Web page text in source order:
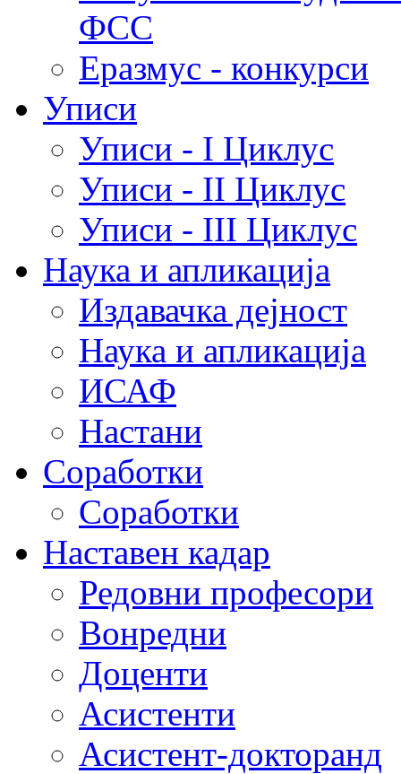
ФСС
Еразмус - конкурси
Уписи
Уписи - I Циклус
Уписи - II Циклус
Уписи - III Циклус
Наука и апликација
Издавачка дејност
Наука и апликација
ИСАФ
Настани
Соработки
Соработки
Наставен кадар
Редовни професори
Вонредни
Доценти
Асистенти
Асистент-докторанд